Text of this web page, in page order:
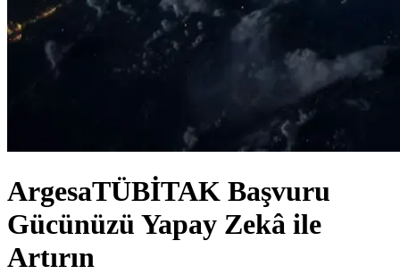
ArgesaTÜBİTAK Başvuru
Gücünüzü Yapay Zekâ ile
Artırın